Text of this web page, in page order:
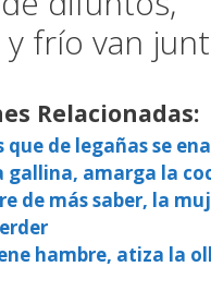
frío van
Relacionadas:
que de legañas se
gallina, amarga la
de más saber, la
hambre, atiza la